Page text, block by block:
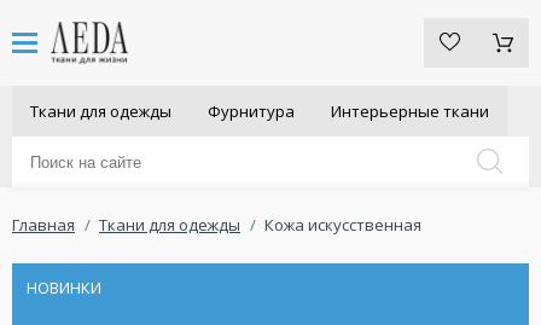
Ткани для одежды Фурнитура Интерьерные ткани
Главная Ткани для одежды Кожа искусственная
НОВИНКИ